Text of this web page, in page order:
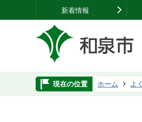
新着情報
現在の位置 ホーム よ